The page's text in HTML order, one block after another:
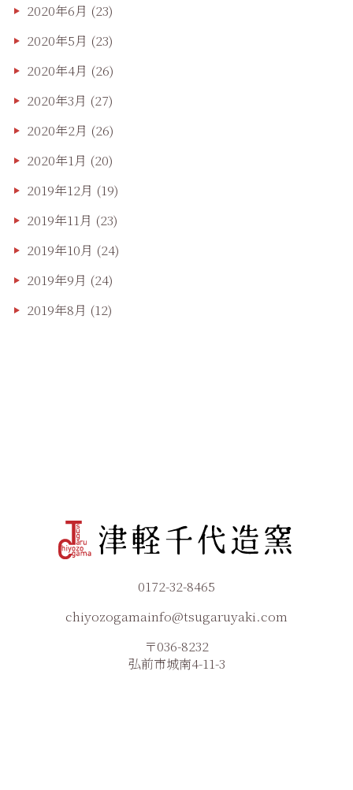
2020年6月 (23)
2020年5月 (23)
2020年4月 (26)
2020年3月 (27)
2020年2月 (26)
2020年1月 (20)
2019年12月 (19)
2019年11月 (23)
2019年10月 (24)
2019年9月 (24)
2019年8月 (12)
0172-32-8465
chiyozogamainfo@tsugaruyaki.com
〒036-8232
弘前市城南4-11-3